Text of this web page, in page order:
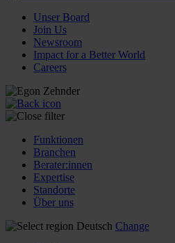
Unser Board
Join Us
Newsroom
Impact for a Better World
Careers
Funktionen
Branchen
Berater:innen
Expertise
Standorte
Über uns
Deutsch Change